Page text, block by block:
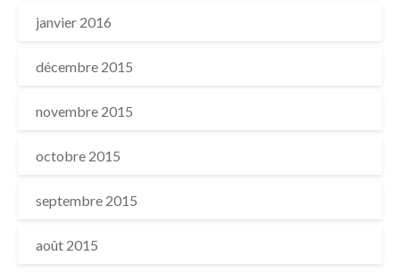
janvier 2016
décembre 2015
novembre 2015
octobre 2015
septembre 2015
août 2015